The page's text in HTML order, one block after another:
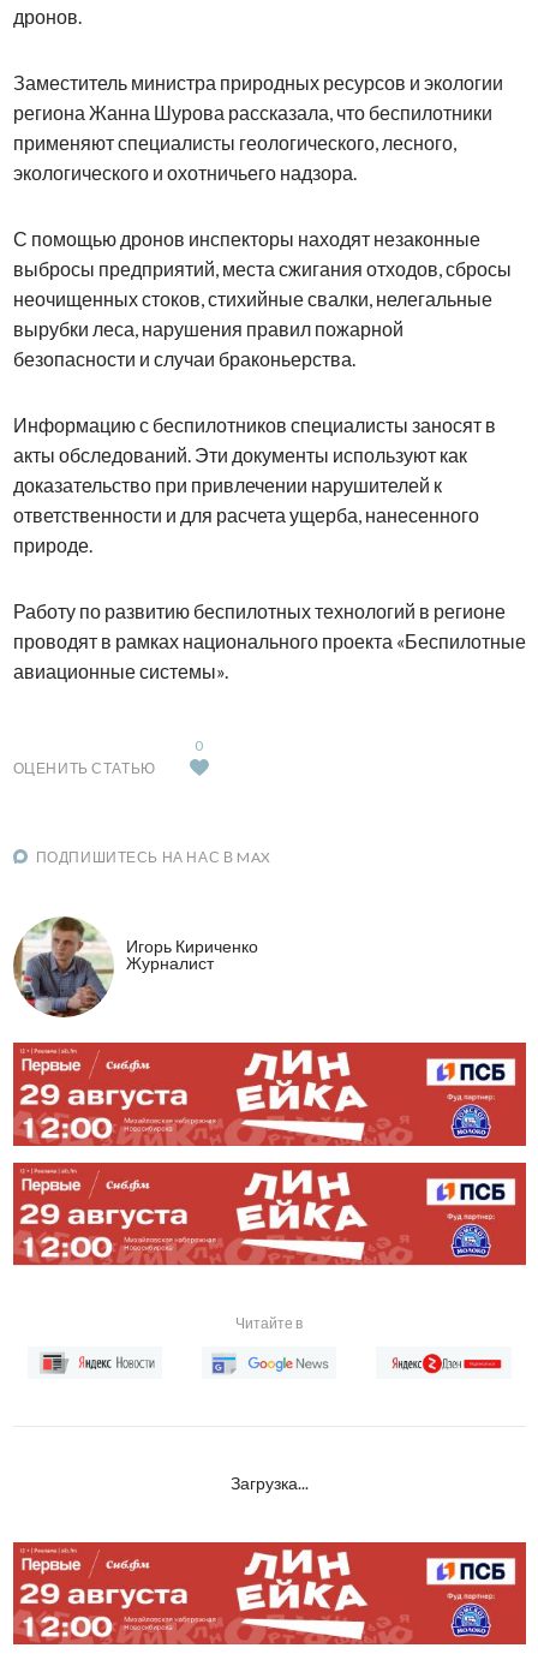
дронов.
Заместитель министра природных ресурсов и экологии
региона Жанна Шурова рассказала, что беспилотники
применяют специалисты геологического, лесного,
экологического и охотничьего надзора.
С помощью дронов инспекторы находят незаконные
выбросы предприятий, места сжигания отходов, сбросы
неочищенных стоков, стихийные свалки, нелегальные
вырубки леса, нарушения правил пожарной
безопасности и случаи браконьерства.
Информацию с беспилотников специалисты заносят в
акты обследований. Эти документы используют как
доказательство при привлечении нарушителей к
ответственности и для расчета ущерба, нанесенного
природе.
Работу по развитию беспилотных технологий в регионе
проводят в рамках национального проекта «Беспилотные
авиационные системы».
ОЦЕНИТЬ СТАТЬЮ
0
ПОДПИШИТЕСЬ НА НАС В MAX
Игорь Кириченко
Журналист
Читайте в
Загрузка...